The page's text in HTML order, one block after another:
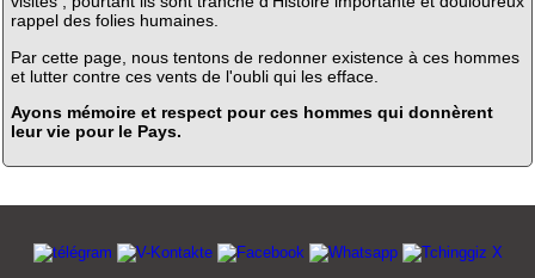
rappel des folies humaines.
Par cette page, nous tentons de redonner existence à ces hommes
et lutter contre ces vents de l'oubli qui les efface.
Ayons mémoire et respect pour ces hommes qui donnèrent
leur vie pour le Pays.